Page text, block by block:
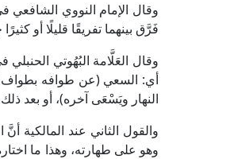
وقال الإمام النووي الشافعي في "المجموع" (8/
فَرَّق بينهما تفريقًا قليلًا أو
أي: السعي (عن طوافه بطواف أو
النهار ويَسْعَى آخره)، أو بعد
والقول الثاني عند المالكية
وهو على طهارته، وهذا ما